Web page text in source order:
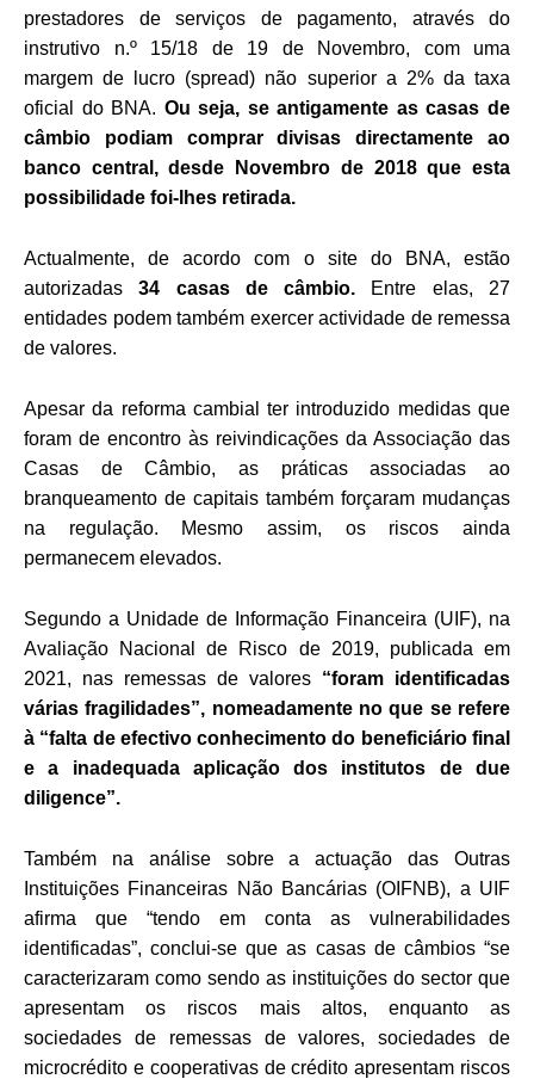
prestadores de serviços de pagamento, através do
instrutivo n.º 15/18 de 19 de Novembro, com uma
margem de lucro (spread) não superior a 2% da taxa
oficial do BNA. Ou seja, se antigamente as casas de
câmbio podiam comprar divisas directamente ao
banco central, desde Novembro de 2018 que esta
possibilidade foi-lhes retirada.
Actualmente, de acordo com o site do BNA, estão
autorizadas34 casas de câmbio. Entre elas, 27
entidades podem também exercer actividade de remessa
de valores.
Apesar da reforma cambial ter introduzido medidas que
foram de encontro às reivindicações da Associação das
Casas de Câmbio, as práticas associadas ao
branqueamento de capitais também forçaram mudanças
na regulação. Mesmo assim, os riscos ainda
permanecem elevados.
Segundo a Unidade de Informação Financeira (UIF), na
Avaliação Nacional de Risco de 2019, publicada em
2021, nas remessas de valores “foram identificadas
várias fragilidades”, nomeadamente no que se refere
à “falta de efectivo conhecimento do beneficiário final
e a inadequada aplicação dos institutos de due
diligence”.
Também na análise sobre a actuação das Outras
Instituições Financeiras Não Bancárias (OIFNB), a UIF
afirma que “tendo em conta as vulnerabilidades
identificadas”, conclui-se que as casas de câmbios “se
caracterizaram como sendo as instituições do sector que
apresentam os riscos mais altos, enquanto as
sociedades de remessas de valores, sociedades de
microcrédito e cooperativas de crédito apresentam riscos